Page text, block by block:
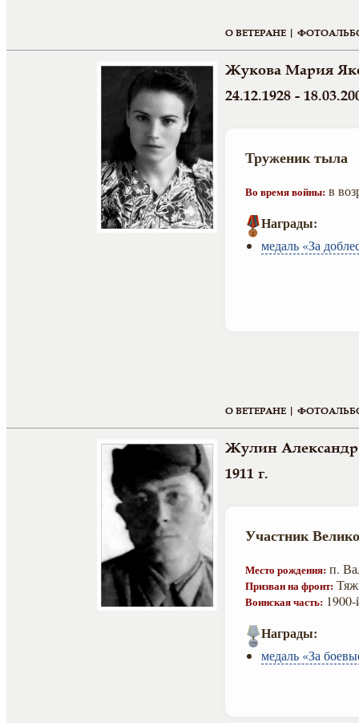
О ВЕТЕРАНЕ |
Жукова Мария
24.12.1928 -
Труженик тыла
Во время войны: в
Награды:
медаль «За
О ВЕТЕРАНЕ |
Жулин
1911 г.
Участник
Место рождения: п.
Призван на фронт:
Воинская часть:
Награды:
медаль «За